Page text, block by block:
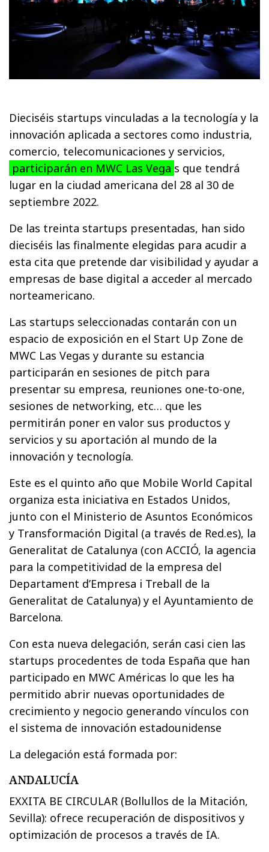
Dieciséis startups vinculadas a la tecnología y la
innovación aplicada a sectores como industria,
comercio, telecomunicaciones y servicios,
participarán en MWC Las Vega s que tendrá
lugar en la ciudad americana del 28 al 30 de
septiembre 2022.
De las treinta startups presentadas, han sido
dieciséis las finalmente elegidas para acudir a
esta cita que pretende dar visibilidad y ayudar a
empresas de base digital a acceder al mercado
norteamericano.
Las startups seleccionadas contarán con un
espacio de exposición en el Start Up Zone de
MWC Las Vegas y durante su estancia
participarán en sesiones de pitch para
presentar su empresa, reuniones one-to-one,
sesiones de networking, etc… que les
permitirán poner en valor sus productos y
servicios y su aportación al mundo de la
innovación y tecnología.
Este es el quinto año que Mobile World Capital
organiza esta iniciativa en Estados Unidos,
junto con el Ministerio de Asuntos Económicos
y Transformación Digital (a través de Red.es), la
Generalitat de Catalunya (con ACCIÓ, la agencia
para la competitividad de la empresa del
Departament d’Empresa i Treball de la
Generalitat de Catalunya) y el Ayuntamiento de
Barcelona.
Con esta nueva delegación, serán casi cien las
startups procedentes de toda España que han
participado en MWC Américas lo que les ha
permitido abrir nuevas oportunidades de
crecimiento y negocio generando vínculos con
el sistema de innovación estadounidense
La delegación está formada por:
ANDALUCÍA
EXXITA BE CIRCULAR (Bollullos de la Mitación,
Sevilla): ofrece recuperación de dispositivos y
optimización de procesos a través de IA.